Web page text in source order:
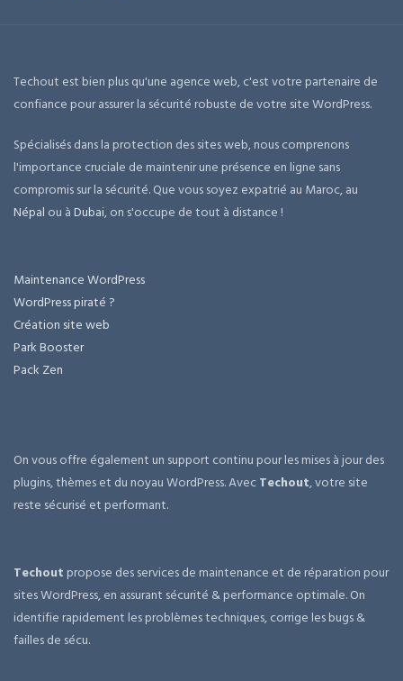
Techout est bien plus qu'une agence web, c'est votre partenaire de
confiance pour assurer la sécurité robuste de votre site WordPress.
Spécialisés dans la protection des sites web, nous comprenons
l'importance cruciale de maintenir une présence en ligne sans
compromis sur la sécurité. Que vous soyez expatrié au Maroc, au
Népal ou àDubai, on s'occupe de tout à distance !
Maintenance WordPress
WordPress piraté ?
Création site web
Park Booster
Pack Zen
On vous offre également un support continu pour les mises à jour des
plugins, thèmes et du noyau WordPress. AvecTechout, votre site
reste sécurisé et performant.
Techout propose des services de maintenance et de réparation pour
sites WordPress, en assurant sécurité & performance optimale. On
identifie rapidement les problèmes techniques, corrige les bugs &
failles de sécu.